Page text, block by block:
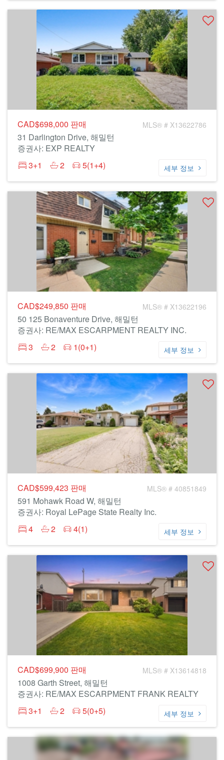
CAD$698,000 판매 MLS® # X13622786
31 Darlington Drive, 해밀턴
증권사: EXP REALTY
3+1
2 5(1+4) 세부 정보
CAD$249,850 판매 MLS® # X13622196
50 125 Bonaventure Drive, 해밀턴
증권사: RE/MAX ESCARPMENT REALTY INC.
3
2 1(0+1) 세부 정보
CAD$599,423 판매 MLS® # 40851849
591 Mohawk Road W, 해밀턴
증권사: Royal LePage State Realty Inc.
4
2 4(1) 세부 정보
CAD$699,900 판매 MLS® # X13614818
1008 Garth Street, 해밀턴
증권사: RE/MAX ESCARPMENT FRANK REALTY
3+1
2 5(0+5) 세부 정보